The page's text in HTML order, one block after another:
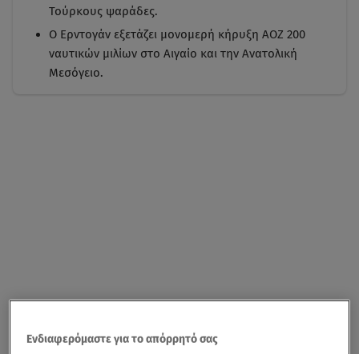
Τούρκους ψαράδες.
Ο Ερντογάν εξετάζει μονομερή κήρυξη ΑΟΖ 200
ναυτικών μιλίων στο Αιγαίο και την Ανατολική
Μεσόγειο.
Ενδιαφερόμαστε για το απόρρητό σας